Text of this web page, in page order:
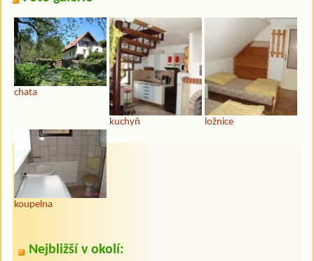
chata
kuchyň ložnice
koupelna
Nejbližší v okolí: